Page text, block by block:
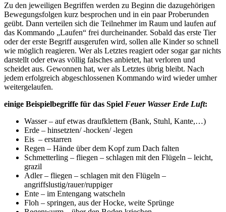
Zu den jeweiligen Begriffen werden zu Beginn die dazugehörigen
Bewegungsfolgen kurz besprochen und in ein paar Proberunden
geübt. Dann verteilen sich die Teilnehmer im Raum und laufen auf
das Kommando „Laufen“ frei durcheinander. Sobald das erste Tier
oder der erste Begriff ausgerufen wird, sollen alle Kinder so schnell
wie möglich reagieren. Wer als Letztes reagiert oder sogar gar nichts
darstellt oder etwas völlig falsches anbietet, hat verloren und
scheidet aus. Gewonnen hat, wer als Letztes übrig bleibt. Nach
jedem erfolgreich abgeschlossenen Kommando wird wieder umher
weitergelaufen.
einige Beispielbegriffe für das Spiel Feuer Wasser Erde Luft:
Wasser – auf etwas draufklettern (Bank, Stuhl, Kante,…)
Erde – hinsetzten/ -hocken/ -legen
Eis – erstarren
Regen – Hände über dem Kopf zum Dach falten
Schmetterling – fliegen – schlagen mit den Flügeln – leicht,
grazil
Adler – fliegen – schlagen mit den Flügeln –
angriffslustig/rauer/ruppiger
Ente – im Entengang watscheln
Floh – springen, aus der Hocke, weite Sprünge